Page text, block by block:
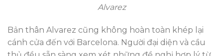
Alvarez
Bản thân Alvarez cũng không hoàn toàn khép lại
cánh cửa đến với Barcelona. Người đại diện và cầu